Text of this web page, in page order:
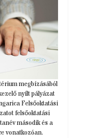
megbízásából
nyílt pályázat
Felsőoktatási
felsőoktatási
második és a
vonatkozóan.